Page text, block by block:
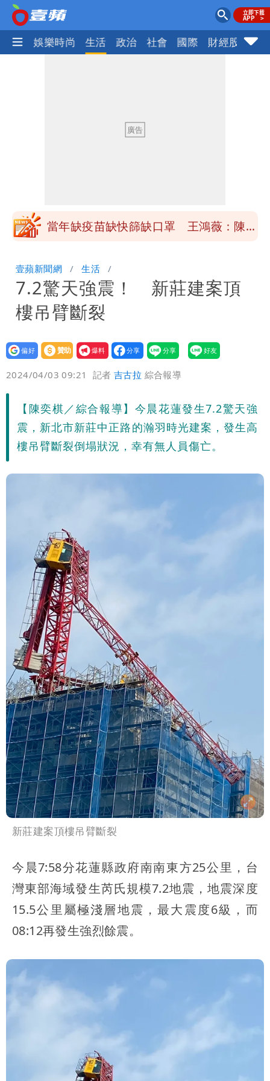
熱門 娛樂時尚 生活 政治 社會 國際 財經股市
很多謹慎判斷當時未被理解
抄襲造假當上劍橋大學教授 神鬼級履歷
10.6億顧問費決策過程在哪
當年缺疫苗缺快篩缺口罩 王鴻薇：陳時
聲押？交保？複訊後揭曉
慈濟買BNT遭詐10億元 蔡英文：政府
很多謹慎判斷當時未被理解
抄襲造假當上劍橋大學教授 神鬼級履歷
「攏係假」
壹蘋新聞網 生活
7.2驚天強震！ 新莊建案頂
樓吊臂斷裂
設為
贊助
我要
爆料
2024/04/03 09:21 記者吉古拉 綜合報導
【陳奕棋／綜合報導】今晨花蓮發生7.2驚天強
震，新北市新莊中正路的瀚羽時光建案，發生高
樓吊臂斷裂倒塌狀況，幸有無人員傷亡。
新莊建案頂樓吊臂斷裂
今晨7:58分花蓮縣政府南南東方25公里，台
灣東部海域發生芮氏規模7.2地震，地震深度
15.5公里屬極淺層地震，最大震度6級，而
08:12再發生強烈餘震。